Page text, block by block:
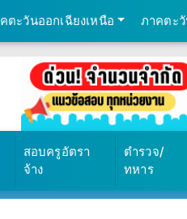
ตะวันออกเฉียงเหนือ ภาคตะ
สอบครูอัตรา
จ้าง
ตำรวจ/
ทหาร